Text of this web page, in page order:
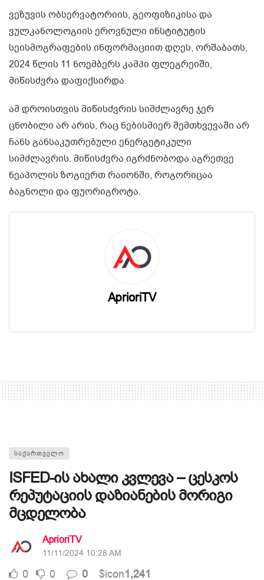
ვეზუვის ობსერვატორიის, გეოფიზიკისა და
ვულკანოლოგიის ეროვნული ინსტიტუტის
სეისმოგრაფების ინფორმაციით დღეს, ორშაბათს,
2024 წლის 11 ნოემბერს კამპი ფლეგრეიში,
მიწისძვრა დაფიქსირდა.
ამ დროისთვის მიწისძვრის სიმძლავრე ჯერ
ცნობილი არ არის, რაც ნებისმიერ შემთხვევაში არ
ჩანს განსაკუთრებული ენერგეტიკული
სიმძლავრის. მიწისძვრა იგრძნობოდა აგრეთვე
ნეაპოლის ზოგიერთ რაიონში, როგორიცაა
ბაგნოლი და ფუორიგროტა.
AprioriTV
ᲡᲐᲥᲐᲠᲗᲕᲔᲚᲝ
ISFED-ის ახალი კვლევა – ცესკოს
რეპუტაციის დაზიანების მორიგი
მცდელობა
AprioriTV
11/11/2024 10:28 AM
0 0 0 $icon1,241